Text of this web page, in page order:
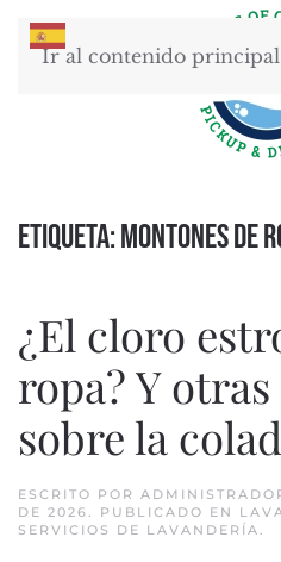
Ir al contenido principal
Etiqueta:Montones de
¿El cloro
ropa? Y
sobre la
ESCRITO POR
DE 2026. PUBLICADO EN
SERVICIOS DE LAVANDERÍA.